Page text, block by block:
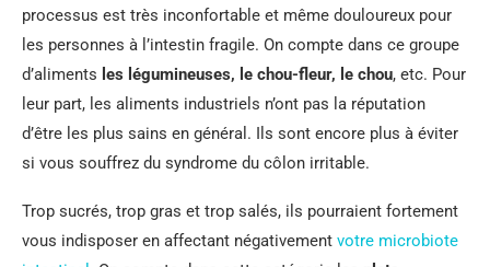
processus est très inconfortable et même douloureux pour
les personnes à l’intestin fragile. On compte dans ce groupe
d’aliments les légumineuses, le chou-fleur, le chou, etc. Pour
leur part, les aliments industriels n’ont pas la réputation
d’être les plus sains en général. Ils sont encore plus à éviter
si vous souffrez du syndrome du côlon irritable.
Trop sucrés, trop gras et trop salés, ils pourraient fortement
vous indisposer en affectant négativement votre microbiote